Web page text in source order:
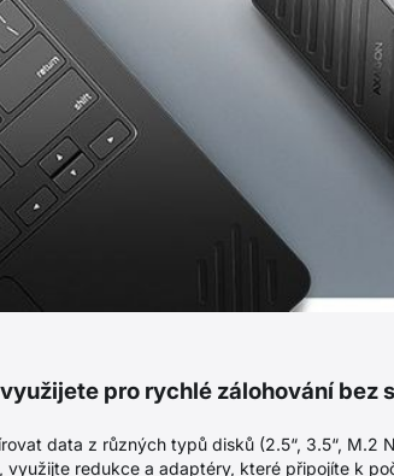
pro rychlé zálohování bez
data z různých typů disků (2.5“, 3.5“, M.2
využijte redukce a adaptéry, které připojíte k